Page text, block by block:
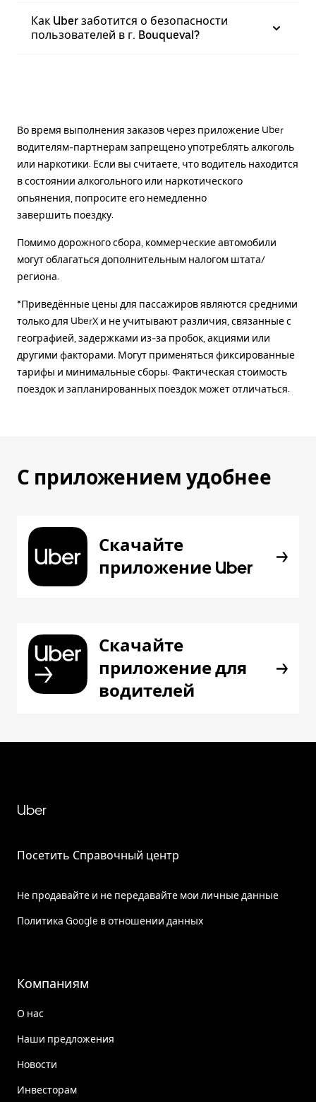
Как Uber заботится о безопасности
пользователей в г. Bouqueval?
Во время выполнения заказов через приложение Uber
водителям-партнерам запрещено употреблять алкоголь
или наркотики. Если вы считаете, что водитель находится
в состоянии алкогольного или наркотического
опьянения, попросите его немедленно
завершить поездку.
Помимо дорожного сбора, коммерческие автомобили
могут облагаться дополнительным налогом штата/
региона.
*Приведённые цены для пассажиров являются средними
только для UberX и не учитывают различия, связанные с
географией, задержками из-за пробок, акциями или
другими факторами. Могут применяться фиксированные
тарифы и минимальные сборы. Фактическая стоимость
поездок и запланированных поездок может отличаться.
С приложением удобнее
Скачайте
приложение Uber
Скачайте
приложение для
водителей
Uber
Посетить Справочный центр
Не продавайте и не передавайте мои личные данные
Политика Google в отношении данных
Компаниям
О нас
Наши предложения
Новости
Инвесторам